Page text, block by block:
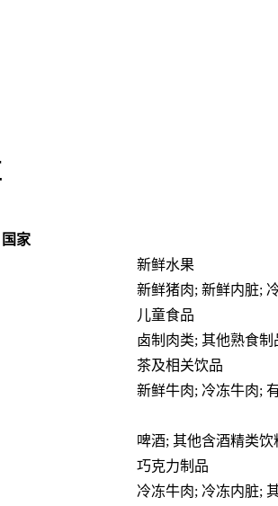
国家
新鲜水果
新鲜猪肉; 新鲜内脏;
儿童食品
卤制肉类; 其他熟食
茶及相关饮品
新鲜牛肉; 冷冻牛肉;
啤酒; 其他含酒精类饮
巧克力制品
冷冻牛肉; 冷冻内脏;